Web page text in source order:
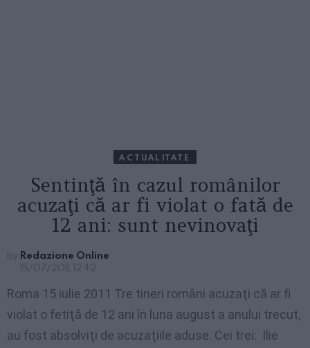
ACTUALITATE
Sentinţă în cazul românilor
acuzaţi că ar fi violat o fată de
12 ani: sunt nevinovaţi
by Redazione Online
15/07/2011, 12:42
Roma 15 iulie 2011 Tre tineri români acuzaţi că ar fi
violat o fetiţă de 12 ani în luna august a anului trecut,
au fost absolviţi de acuzaţiile aduse. Cei trei: Ilie